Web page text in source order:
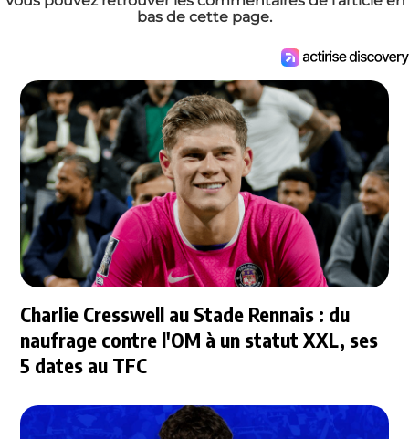
bas de cette page.
Charlie Cresswell au Stade Rennais : du
naufrage contre l'OM à un statut XXL, ses
5 dates au TFC